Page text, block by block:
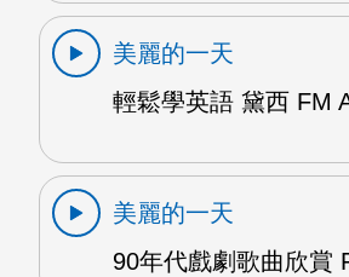
美麗的一天
輕鬆學英語 黛西 FM
美麗的一天
90年代戲劇歌曲欣賞